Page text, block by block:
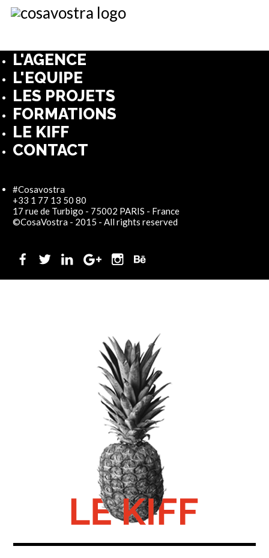
L'AGENCE
L'EQUIPE
LES PROJETS
FORMATIONS
LE KIFF
CONTACT
#Cosavostra
+33 1 77 13 50 80
17 rue de Turbigo - 75002 PARIS - France
©CosaVostra - 2015 - All rights reserved